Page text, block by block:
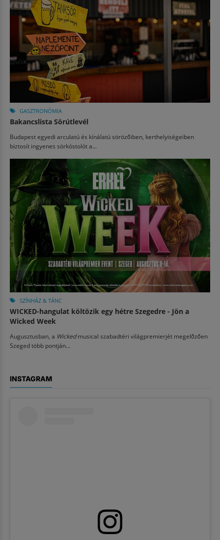
GASZTRONÓMIA
Bakancslista Sörútlevél
Budapest egyedi arculatú és kínálatú sörözőiben, kerthelyiségeiben
biztosít ingyenes sörkóstolót a...
SZÍNHÁZ & TÁNC
WICKED-hangulat költözik egy hétre Szegedre - Jön a
Wicked Week
Augusztusban, a Wickedmusical szabadtéri világpremierjét megelőzően
Szeged több pontján...
INSTAGRAM